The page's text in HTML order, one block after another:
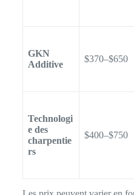
GKN
Additive
$370–$650
Technologi
e des
charpentie
rs
$400–$750